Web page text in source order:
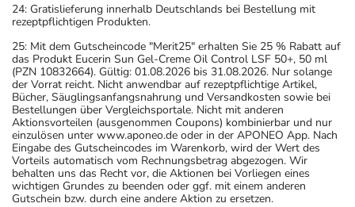
24: Gratislieferung innerhalb Deutschlands bei Bestellung mit
rezeptpflichtigen Produkten.
25: Mit dem Gutscheincode "Merit25" erhalten Sie 25 % Rabatt auf
das Produkt Eucerin Sun Gel-Creme Oil Control LSF 50+, 50 ml
(PZN 10832664). Gültig: 01.08.2026 bis 31.08.2026. Nur solange
der Vorrat reicht. Nicht anwendbar auf rezeptpflichtige Artikel,
Bücher, Säuglingsanfangsnahrung und Versandkosten sowie bei
Bestellungen über Vergleichsportale. Nicht mit anderen
Aktionsvorteilen (ausgenommen Coupons) kombinierbar und nur
einzulösen unter www.aponeo.de oder in der APONEO App. Nach
Eingabe des Gutscheincodes im Warenkorb, wird der Wert des
Vorteils automatisch vom Rechnungsbetrag abgezogen. Wir
behalten uns das Recht vor, die Aktionen bei Vorliegen eines
wichtigen Grundes zu beenden oder ggf. mit einem anderen
Gutschein bzw. durch eine andere Aktion zu ersetzen.